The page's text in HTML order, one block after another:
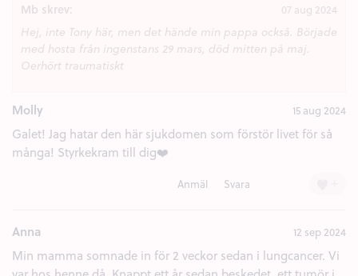
Mb skrev: 07 aug 2024
Hej, inte Tony här, men det hände min pappa också. Började
med hosta från ingenstans 29 mars, död mitten på maj.
Oerhört traumatiskt
Molly 15 aug 2024
Galet! Jag hatar den här sjukdomen som förstör livet för så
många! Styrkekram till dig❤️
Anmäl Svara
Anna 12 sep 2024
Min mamma somnade in för 2 veckor sedan i lungcancer. Vi